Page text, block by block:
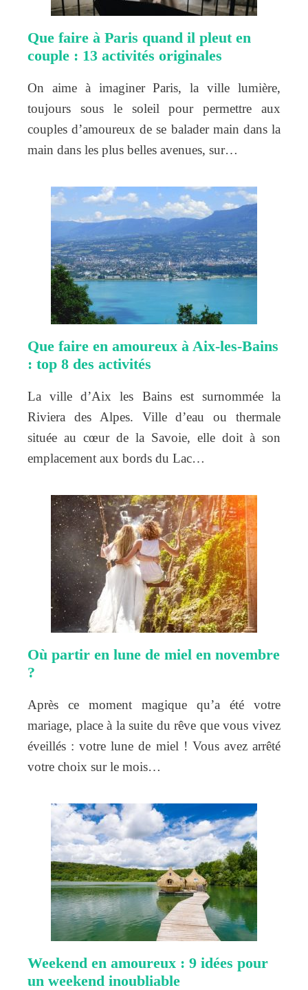
Que faire à Paris quand il pleut en
couple : 13 activités originales
On aime à imaginer Paris, la ville lumière,
toujours sous le soleil pour permettre aux
couples d’amoureux de se balader main dans la
main dans les plus belles avenues, sur…
Que faire en amoureux à Aix-les-Bains
: top 8 des activités
La ville d’Aix les Bains est surnommée la
Riviera des Alpes. Ville d’eau ou thermale
située au cœur de la Savoie, elle doit à son
emplacement aux bords du Lac…
Où partir en lune de miel en novembre
?
Après ce moment magique qu’a été votre
mariage, place à la suite du rêve que vous vivez
éveillés : votre lune de miel ! Vous avez arrêté
votre choix sur le mois…
Weekend en amoureux : 9 idées pour
un weekend inoubliable